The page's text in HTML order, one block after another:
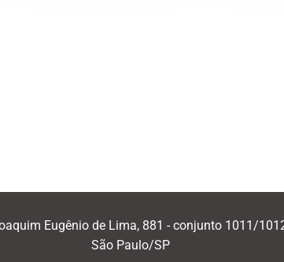
Eugênio de Lima, 881 - conjunto 1011/
São Paulo/SP